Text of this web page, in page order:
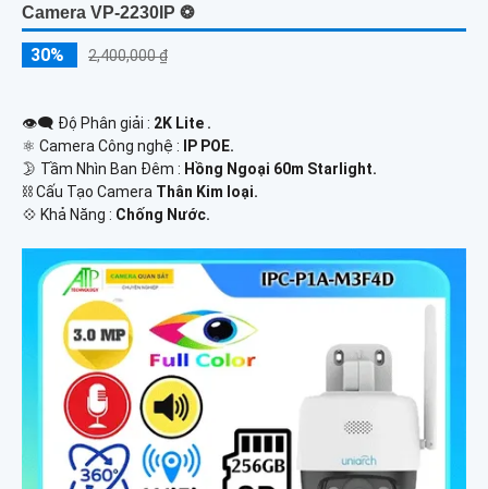
Camera VP-2230IP ❂
30% 2,400,000 ₫
👁️‍🗨 Độ Phân giải : 2K Lite .
⚛️ Camera Công nghệ :
IP POE.
🌛 Tầm Nhìn Ban Đêm : Hồng Ngoại 60m Starlight.
⛓ Cấu Tạo Camera Thân Kim loại.
️💠 Khả Năng : Chống Nước.